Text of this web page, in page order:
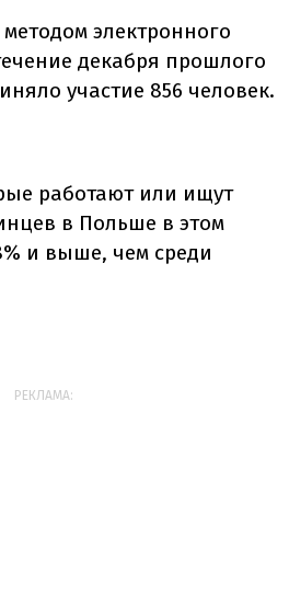
электронного
декабря прошлого
участие 856 человек.
работают или ищут
в Польше в этом
и выше, чем среди
РЕКЛАМА: